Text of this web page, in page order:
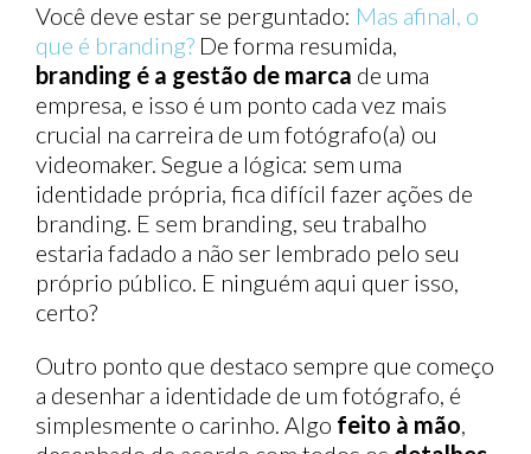
Você deve estar se perguntado: Mas afinal, o
que é branding? De forma resumida,
branding é a gestão de marca de uma
empresa, e isso é um ponto cada vez mais
crucial na carreira de um fotógrafo(a) ou
videomaker. Segue a lógica: sem uma
identidade própria, fica difícil fazer ações de
branding. E sem branding, seu trabalho
estaria fadado a não ser lembrado pelo seu
próprio público. E ninguém aqui quer isso,
certo?
Outro ponto que destaco sempre que começo
a desenhar a identidade de um fotógrafo, é
simplesmente o carinho. Algo feito à mão,